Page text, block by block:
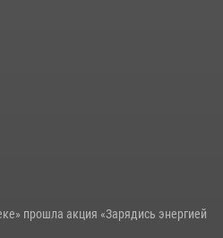
прошла акция «Зарядись энергией